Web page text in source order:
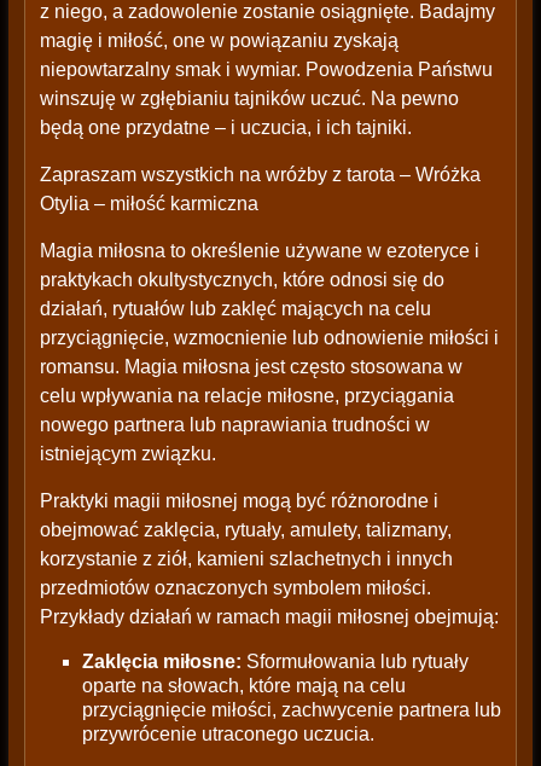
z niego, a zadowolenie zostanie osiągnięte. Badajmy
magię i miłość, one w powiązaniu zyskają
niepowtarzalny smak i wymiar. Powodzenia Państwu
winszuję w zgłębianiu tajników uczuć. Na pewno
będą one przydatne – i uczucia, i ich tajniki.
Zapraszam wszystkich na wróżby z tarota – Wróżka
Otylia – miłość karmiczna
Magia miłosna to określenie używane w ezoteryce i
praktykach okultystycznych, które odnosi się do
działań, rytuałów lub zaklęć mających na celu
przyciągnięcie, wzmocnienie lub odnowienie miłości i
romansu. Magia miłosna jest często stosowana w
celu wpływania na relacje miłosne, przyciągania
nowego partnera lub naprawiania trudności w
istniejącym związku.
Praktyki magii miłosnej mogą być różnorodne i
obejmować zaklęcia, rytuały, amulety, talizmany,
korzystanie z ziół, kamieni szlachetnych i innych
przedmiotów oznaczonych symbolem miłości.
Przykłady działań w ramach magii miłosnej obejmują:
Zaklęcia miłosne: Sformułowania lub rytuały
oparte na słowach, które mają na celu
przyciągnięcie miłości, zachwycenie partnera lub
przywrócenie utraconego uczucia.